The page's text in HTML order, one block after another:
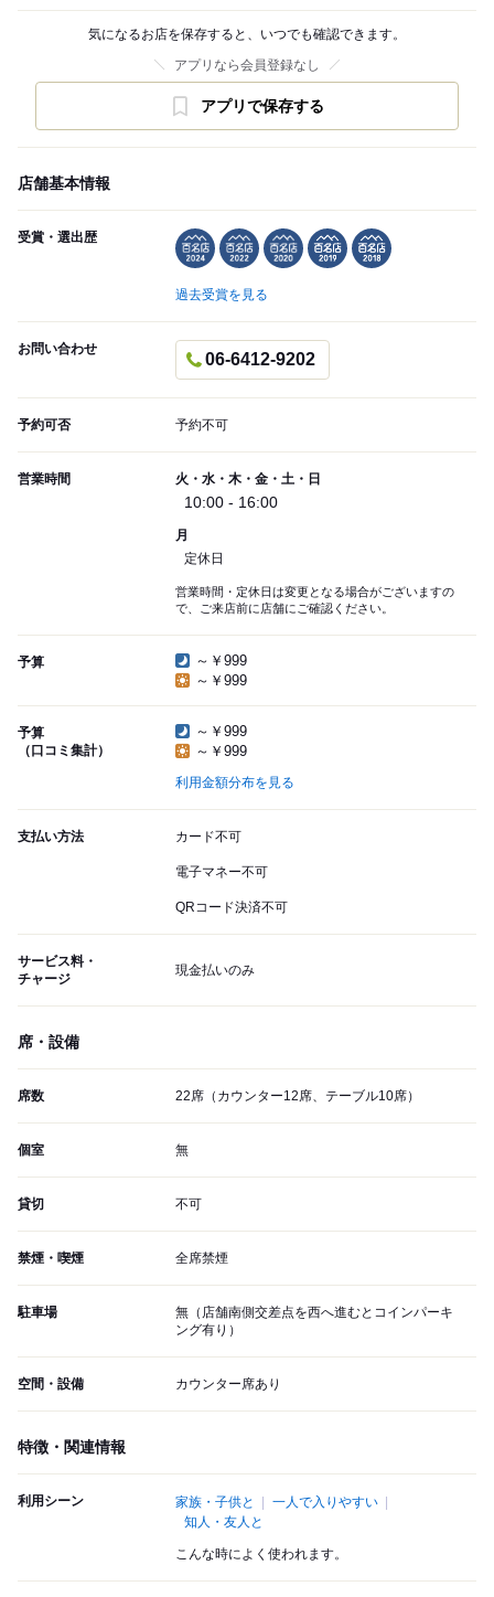
気になるお店を保存すると、いつでも確認できます。
アプリなら会員登録なし
アプリで保存する
店舗基本情報
受賞・選出歴
過去受賞を見る
お問い合わせ
06-6412-9202
予約可否 予約不可
営業時間 火・水・木・金・土・日
10:00 - 16:00
月
定休日
営業時間・定休日は変更となる場合がございますの
で、ご来店前に店舗にご確認ください。
予算
～￥999
～￥999
予算
（口コミ集計）
～￥999
～￥999
利用金額分布を見る
支払い方法 カード不可
電子マネー不可
QRコード決済不可
サービス料・
チャージ
現金払いのみ
席・設備
席数 22席（カウンター12席、テーブル10席）
個室 無
貸切 不可
禁煙・喫煙 全席禁煙
駐車場
無（店舗南側交差点を西へ進むとコインパーキ
ング有り）
空間・設備 カウンター席あり
特徴・関連情報
利用シーン 家族・子供と
一人で入りやすい
知人・友人と
こんな時によく使われます。